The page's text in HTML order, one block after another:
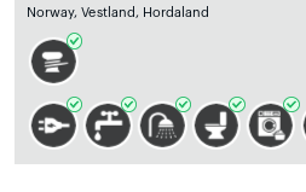
Norway, Vestland, Hordaland